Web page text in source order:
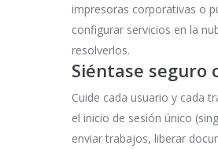
impresoras corporativas o
configurar servicios en la
resolverlos.
Siéntase seguro
Cuide cada usuario y cada
el inicio de sesión único
enviar trabajos, liberar